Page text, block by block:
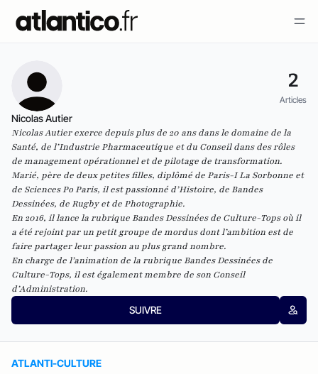
2
Articles
Nicolas Autier
Nicolas Autier exerce depuis plus de 20 ans dans le domaine de la
Santé, de l’Industrie Pharmaceutique et du Conseil dans des rôles
de management opérationnel et de pilotage de transformation.
Marié, père de deux petites filles, diplômé de Paris-I La Sorbonne et
de Sciences Po Paris, il est passionné d’Histoire, de Bandes
Dessinées, de Rugby et de Photographie.
En 2016, il lance la rubrique Bandes Dessinées de Culture-Tops où il
a été rejoint par un petit groupe de mordus dont l’ambition est de
faire partager leur passion au plus grand nombre.
En charge de l’animation de la rubrique Bandes Dessinées de
Culture-Tops, il est également membre de son Conseil
d’Administration.
SUIVRE
ATLANTI-CULTURE